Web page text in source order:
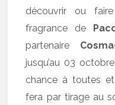
découvrir ou
fragrance de
partenaire
jusqu’au 03
chance à toutes
fera par tirage au